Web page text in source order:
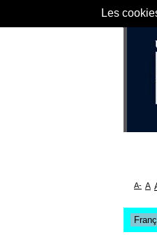
Les
الاقتصادية و
A- A